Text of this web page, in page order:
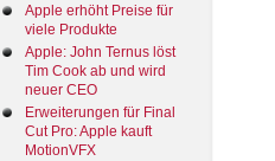
Apple erhöht Preise für
viele Produkte
Apple: John Ternus löst
Tim Cook ab und wird
neuer CEO
Erweiterungen für Final
Cut Pro: Apple kauft
MotionVFX